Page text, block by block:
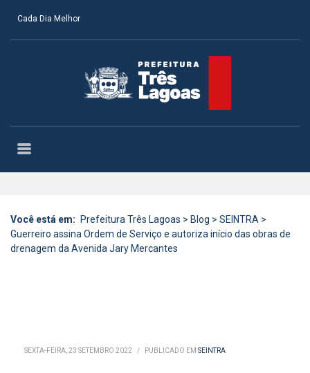
Cada Dia Melhor
Você está em: Prefeitura Três Lagoas > Blog > SEINTRA >
Guerreiro assina Ordem de Serviço e autoriza início das obras de
drenagem da Avenida Jary Mercantes
SEXTA-FEIRA, 23 SETEMBRO 2022 / PUBLICADO EM SEINTRA